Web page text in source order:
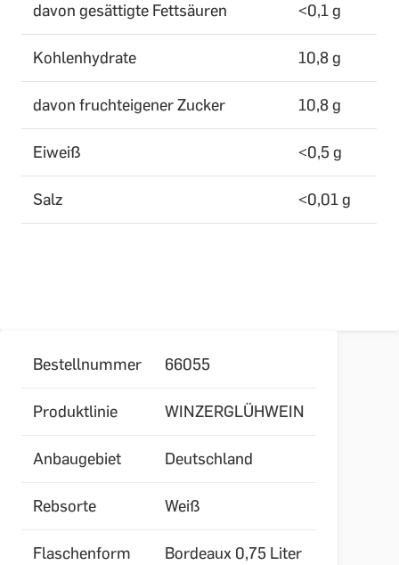
davon gesättigte Fettsäuren <0,1 g
Kohlenhydrate 10,8 g
davon fruchteigener Zucker 10,8 g
Eiweiß <0,5 g
Salz <0,01 g
Bestellnummer 66055
Produktlinie WINZERGLÜHWEIN
Anbaugebiet Deutschland
Rebsorte Weiß
Flaschenform Bordeaux 0,75 Liter